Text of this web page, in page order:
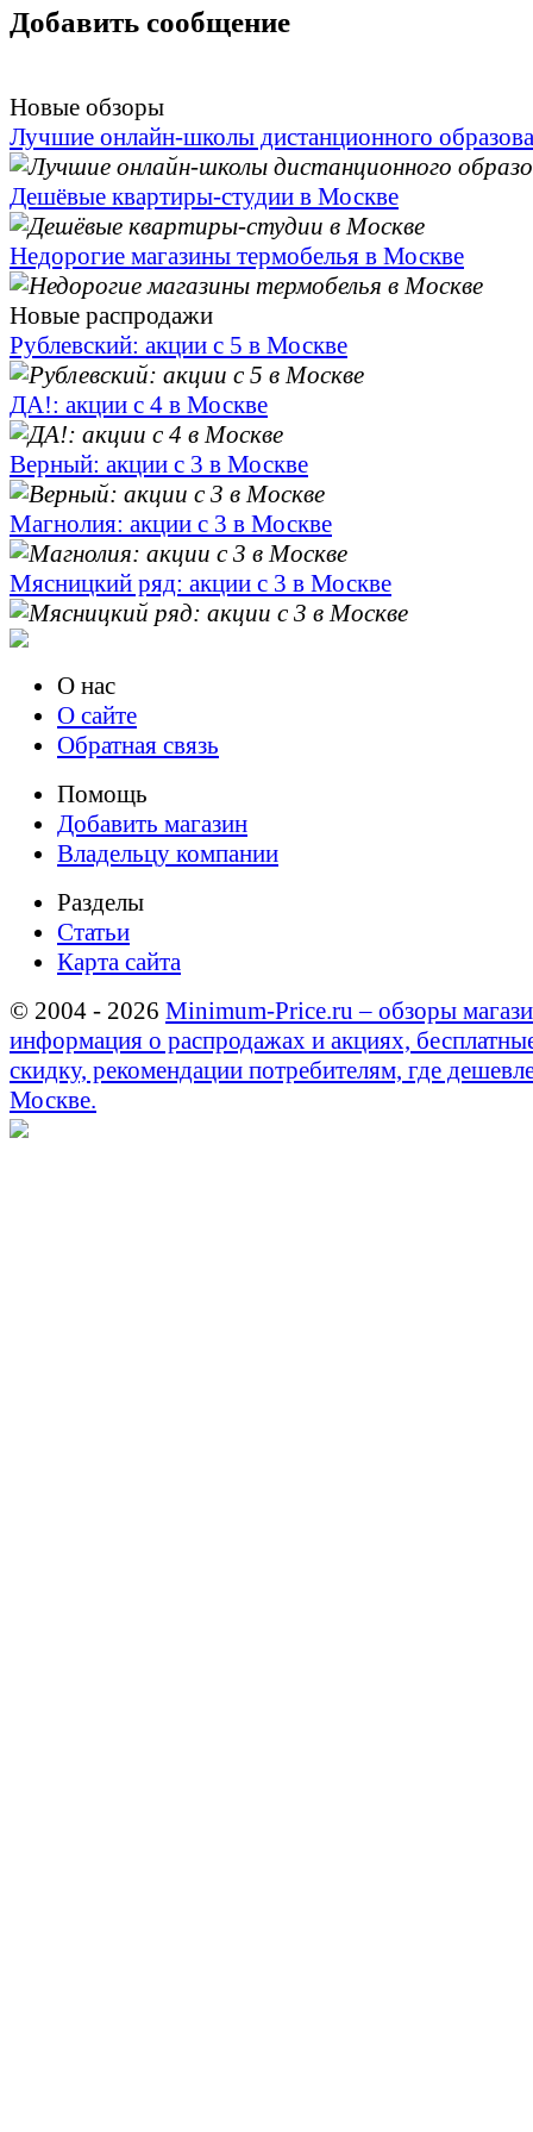
Добавить сообщение
Новые обзоры
Лучшие онлайн-школы дистанционного
Дешёвые квартиры-студии в Москве
Недорогие магазины термобелья в Москве
Новые распродажи
Рублевский: акции с 5 в Москве
ДА!: акции с 4 в Москве
Верный: акции с 3 в Москве
Магнолия: акции с 3 в Москве
Мясницкий ряд: акции с 3 в Москве
О нас
О сайте
Обратная связь
Помощь
Добавить магазин
Владельцу компании
Разделы
Статьи
Карта сайта
© 2004 - 2026 Minimum-Price.ru – обзоры
информация о распродажах и акциях,
скидку, рекомендации потребителям, где
Москве.